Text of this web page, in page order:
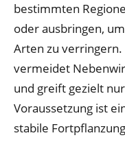
bestimmten
oder ausbringen,
Arten zu verringern.
vermeidet
und greift gezielt
Voraussetzung ist
stabile